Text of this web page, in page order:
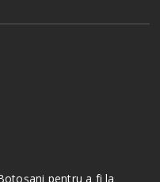
pentru a fi la